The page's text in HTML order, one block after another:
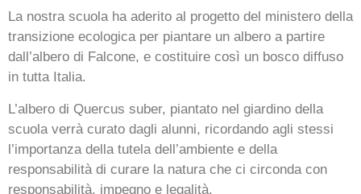
La nostra scuola ha aderito al progetto del ministero della
transizione ecologica per piantare un albero a partire
dall’albero di Falcone, e costituire così un bosco diffuso
in tutta Italia.
L’albero di Quercus suber, piantato nel giardino della
scuola verrà curato dagli alunni, ricordando agli stessi
l’importanza della tutela dell’ambiente e della
responsabilità di curare la natura che ci circonda con
responsabilità, impegno e legalità.